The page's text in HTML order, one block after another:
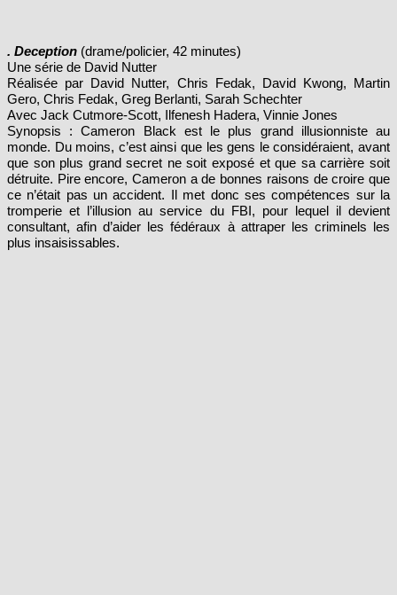
Une série de David Nutter
Réalisée par David Nutter, Chris Fedak, David Kwong, Martin
Gero, Chris Fedak, Greg Berlanti, Sarah Schechter
Avec Jack Cutmore-Scott, Ilfenesh Hadera, Vinnie Jones
Synopsis : Cameron Black est le plus grand illusionniste au
monde. Du moins, c’est ainsi que les gens le considéraient, avant
que son plus grand secret ne soit exposé et que sa carrière soit
détruite. Pire encore, Cameron a de bonnes raisons de croire que
ce n’était pas un accident. Il met donc ses compétences sur la
tromperie et l’illusion au service du FBI, pour lequel il devient
consultant, afin d’aider les fédéraux à attraper les criminels les
plus insaisissables.